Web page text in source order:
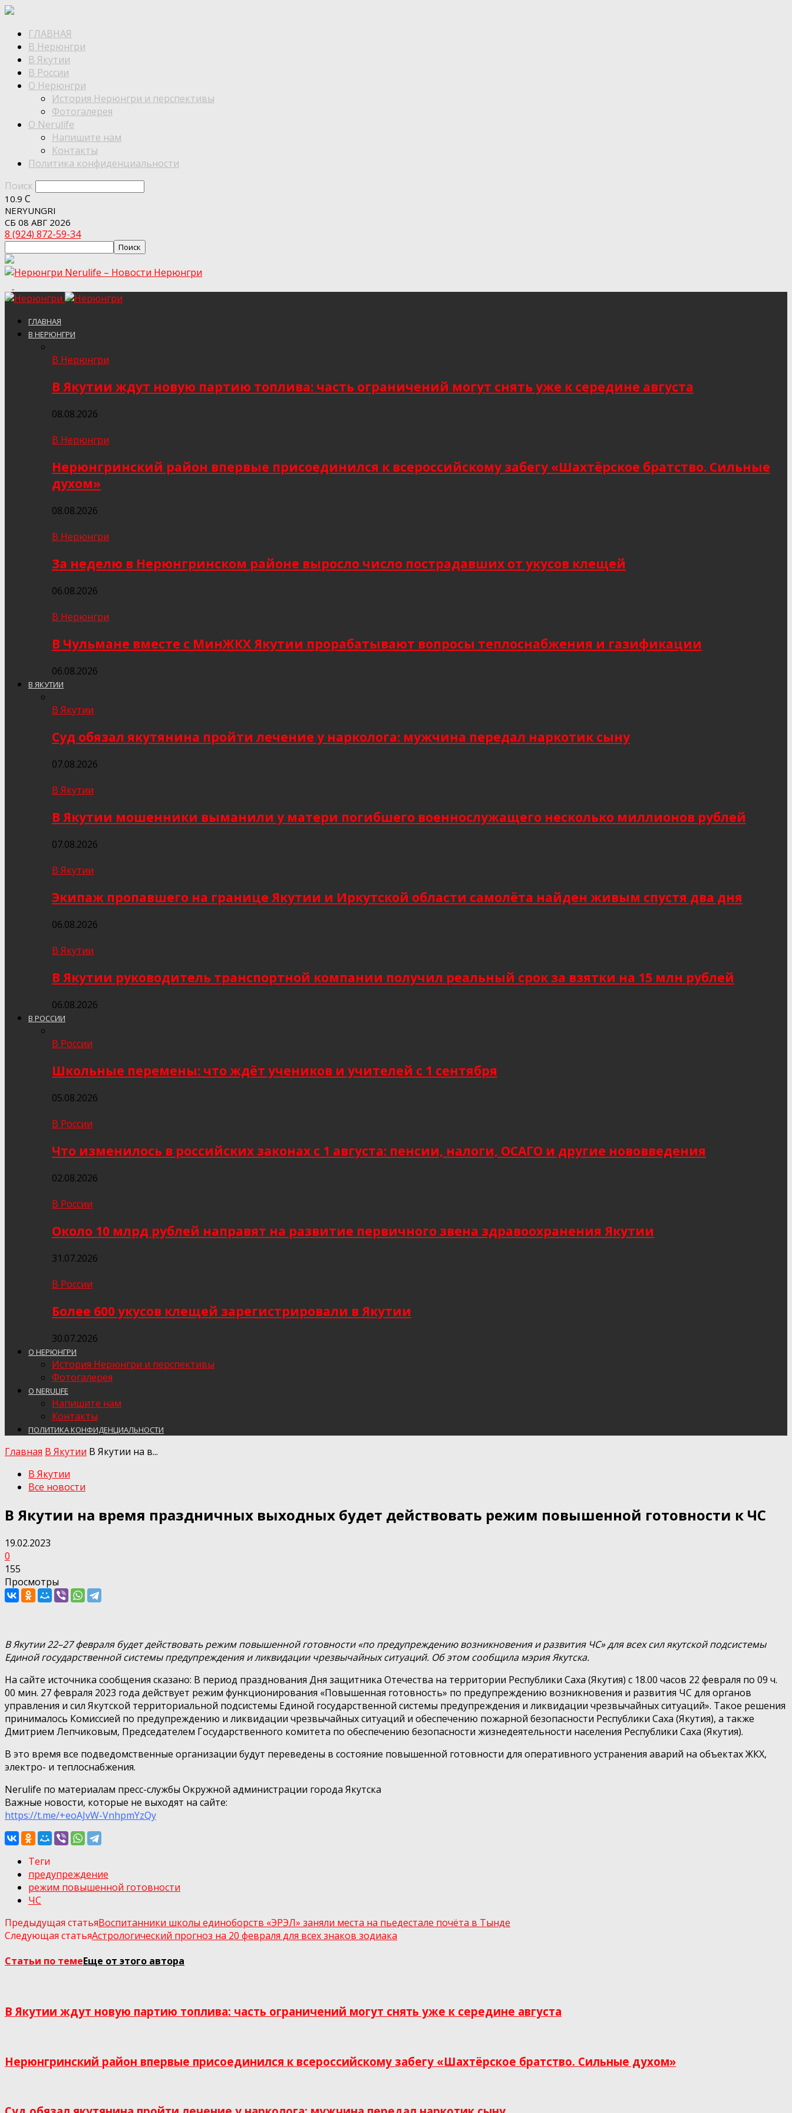
ГЛАВНАЯ
В Нерюнгри
В Якутии
В России
О Нерюнгри
История Нерюнгри и перспективы
Фотогалерея
О Nerulife
Напишите нам
Контакты
Политика конфиденциальности
Поиск
10.9 C
NERYUNGRI
СБ 08 АВГ 2026
8 (924) 872-59-34
Nerulife – Новости Нерюнгри
ГЛАВНАЯ
В НЕРЮНГРИ
В Нерюнгри
В Якутии ждут новую партию топлива: часть ограничений могут снять уже к середине августа
08.08.2026
В Нерюнгри
Нерюнгринский район впервые присоединился к всероссийскому забегу «Шахтёрское братство. Сильные
духом»
08.08.2026
В Нерюнгри
За неделю в Нерюнгринском районе выросло число пострадавших от укусов клещей
06.08.2026
В Нерюнгри
В Чульмане вместе с МинЖКХ Якутии прорабатывают вопросы теплоснабжения и газификации
06.08.2026
В ЯКУТИИ
В Якутии
Суд обязал якутянина пройти лечение у нарколога: мужчина передал наркотик сыну
07.08.2026
В Якутии
В Якутии мошенники выманили у матери погибшего военнослужащего несколько миллионов рублей
07.08.2026
В Якутии
Экипаж пропавшего на границе Якутии и Иркутской области самолёта найден живым спустя два дня
06.08.2026
В Якутии
В Якутии руководитель транспортной компании получил реальный срок за взятки на 15 млн рублей
06.08.2026
В РОССИИ
В России
Школьные перемены: что ждёт учеников и учителей с 1 сентября
05.08.2026
В России
Что изменилось в российских законах с 1 августа: пенсии, налоги, ОСАГО и другие нововведения
02.08.2026
В России
Около 10 млрд рублей направят на развитие первичного звена здравоохранения Якутии
31.07.2026
В России
Более 600 укусов клещей зарегистрировали в Якутии
30.07.2026
О НЕРЮНГРИ
История Нерюнгри и перспективы
Фотогалерея
О NERULIFE
Напишите нам
Контакты
ПОЛИТИКА КОНФИДЕНЦИАЛЬНОСТИ
Главная В Якутии В Якутии на в...
В Якутии
Все новости
В Якутии на время праздничных выходных будет действовать режим повышенной готовности к ЧС
19.02.2023
0
155
Просмотры
В Якутии 22–27 февраля будет действовать режим повышенной готовности «по предупреждению возникновения и развития ЧС» для всех сил якутской подсистемы
Единой государственной системы предупреждения и ликвидации чрезвычайных ситуаций. Об этом сообщила мэрия Якутска.
На сайте источника сообщения сказано: В период празднования Дня защитника Отечества на территории Республики Саха (Якутия) с 18.00 часов 22 февраля по 09 ч.
00 мин. 27 февраля 2023 года действует режим функционирования «Повышенная готовность» по предупреждению возникновения и развития ЧС для органов
управления и сил Якутской территориальной подсистемы Единой государственной системы предупреждения и ликвидации чрезвычайных ситуаций». Такое решения
принималось Комиссией по предупреждению и ликвидации чрезвычайных ситуаций и обеспечению пожарной безопасности Республики Саха (Якутия), а также
Дмитрием Лепчиковым, Председателем Государственного комитета по обеспечению безопасности жизнедеятельности населения Республики Саха (Якутия).
В это время все подведомственные организации будут переведены в состояние повышенной готовности для оперативного устранения аварий на объектах ЖКХ,
электро- и теплоснабжения.
Nerulife по материалам пресс-службы Окружной администрации города Якутска
Важные новости, которые не выходят на сайте:
https://t.me/+eoAJvW-VnhpmYzQy
Теги
предупреждение
режим повышенной готовности
ЧС
Предыдущая статьяВоспитанники школы единоборств «ЭРЭЛ» заняли места на пьедестале почёта в Тынде
Следующая статьяАстрологический прогноз на 20 февраля для всех знаков зодиака
Статьи по темеЕще от этого автора
В Якутии ждут новую партию топлива: часть ограничений могут снять уже к середине августа
Нерюнгринский район впервые присоединился к всероссийскому забегу «Шахтёрское братство. Сильные духом»